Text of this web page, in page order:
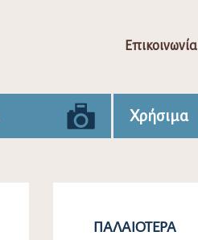
Επικοινωνία
Χρήσιμα
ΠΑΛΑΙΌΤΕΡΑ